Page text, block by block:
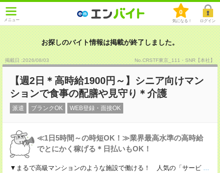
メニュー
0
気になる！ ログイン
お探しのバイト情報は掲載が終了しました。
掲載日 :2026/08/03 No.CRSTF東京_111・SNR【本社】
【週2日＊高時給1900円～】シニア向けマン
ションで食事の配膳や見守り＊介護
派遣 ブランクOK WEB登録・面接OK
≪1日5時間～の時短OK！≫業界最高水準の高時給
でとにかく稼げる＊日払いもOK！
▼まるで高級マンションのような施設で働ける！ 人気の「サービ ...